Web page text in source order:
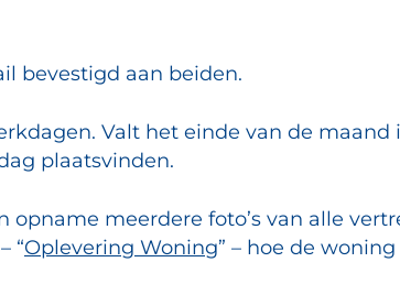
bevestigd aan beiden.
Valt het einde van de maand
plaatsvinden.
opname meerdere foto’s van alle
“Oplevering Woning” – hoe de